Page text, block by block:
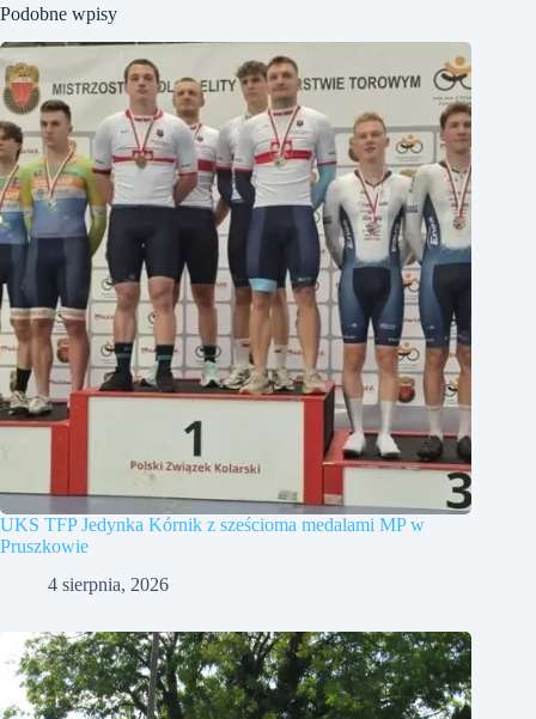
Podobne wpisy
UKS TFP Jedynka Kórnik z sześcioma medalami MP w
Pruszkowie
4 sierpnia, 2026